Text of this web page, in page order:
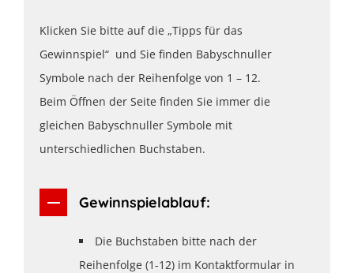
Klicken Sie bitte auf die „Tipps für das
Gewinnspiel“ und Sie finden Babyschnuller
Symbole nach der Reihenfolge von 1 – 12.
Beim Öffnen der Seite finden Sie immer die
gleichen Babyschnuller Symbole mit
unterschiedlichen Buchstaben.
Gewinnspielablauf:
Die Buchstaben bitte nach der
Reihenfolge (1-12) im Kontaktformular in